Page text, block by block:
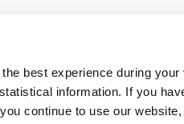
best experience during your
information. If you
continue to use our